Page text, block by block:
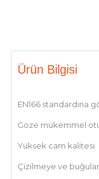
Ürün Bilgisi
EN166 standardına
Göze mükemmel
Yüksek cam kalitesi
Çizilmeye ve